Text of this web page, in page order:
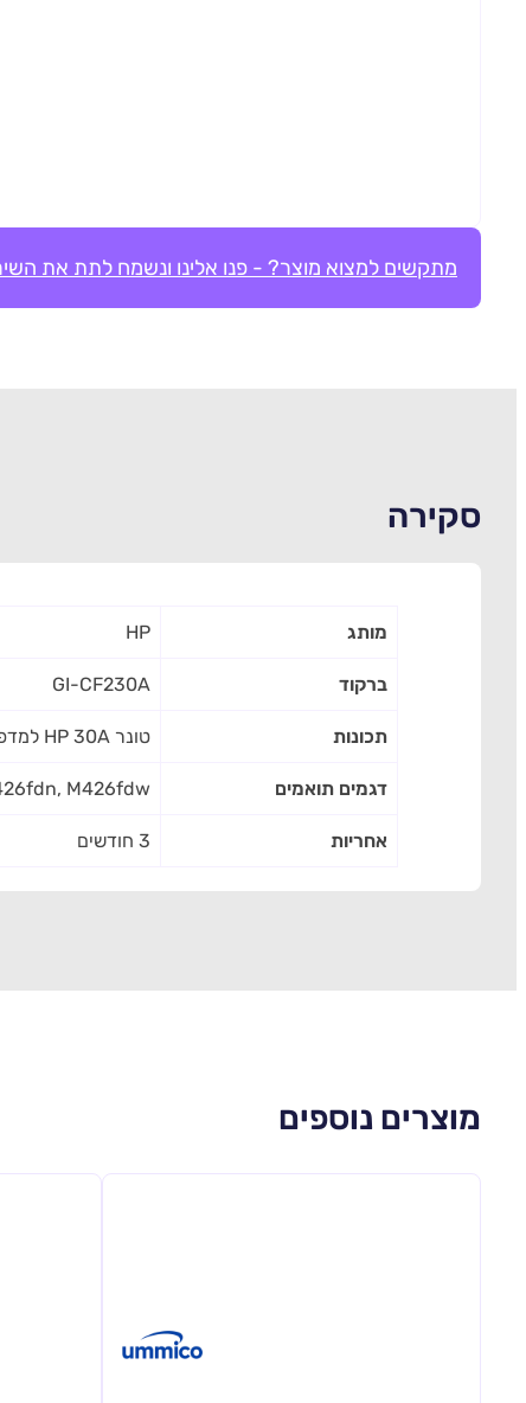
מתקשים למצוא מוצר? - פנו אלינו ונשמח לתת את
סקירה
מותג HP
ברקוד GI-CF230A
תכונות טונר HP 30A למדפסת M203/227 מקורי CF230A 1.6K | מק''ט GI-CF230A
דגמים תואמים M426fdw
אחריות 3 חודשים
מוצרים נוספים